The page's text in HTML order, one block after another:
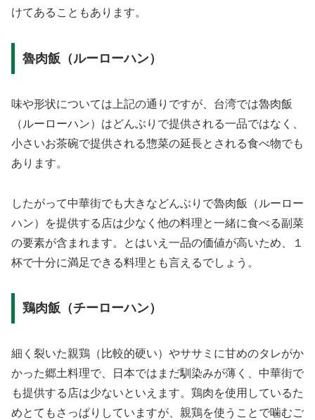
けてあることもあります。
魯肉飯（ルーローハン）
味や形状については上記の通りですが、台湾では魯肉飯
（ルーローハン）はどんぶりで提供される一品ではなく、
小さいお茶碗で提供される惣菜の延長とされる食べ物でも
あります。
したがって中華街でも大きなどんぶりで魯肉飯（ルーロー
ハン）を提供する店は少なく他の料理と一緒に食べる副菜
の要素が含まれます。とはいえ一品の価値が高いため、１
杯で十分に満足できる料理とも言えるでしょう。
鶏肉飯（チーローハン）
細く裂いた親鶏（比較的硬い）やササミに甘めのタレがか
かった郷土料理で、日本ではまだ馴染みが薄く、中華街で
も提供する店は少ないといえます。鶏肉を使用しているた
めとてもさっぱりしていますが、親鶏を使うことで噛むご